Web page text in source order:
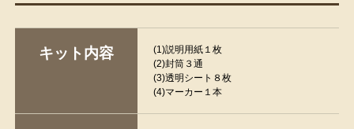
キット内容
(1)説明用紙１枚
(2)封筒３通
(3)透明シート８枚
(4)マーカー１本